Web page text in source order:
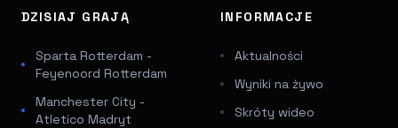
DZISIAJ GRAJĄ
Sparta Rotterdam -
Feyenoord Rotterdam
Manchester City -
Atletico Madryt
INFORMACJE
Aktualności
Wyniki na żywo
Skróty wideo